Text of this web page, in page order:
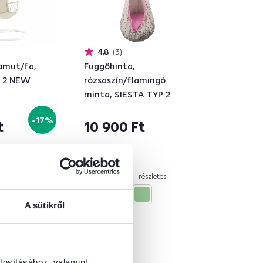
A sütikről
fa,
NEW
-17%
4,8 3
Függőhinta,
rózsaszín/flamingó
minta, SIESTA TYP 2
10 900 Ft
2 Anyag, 3 Szín - részletes